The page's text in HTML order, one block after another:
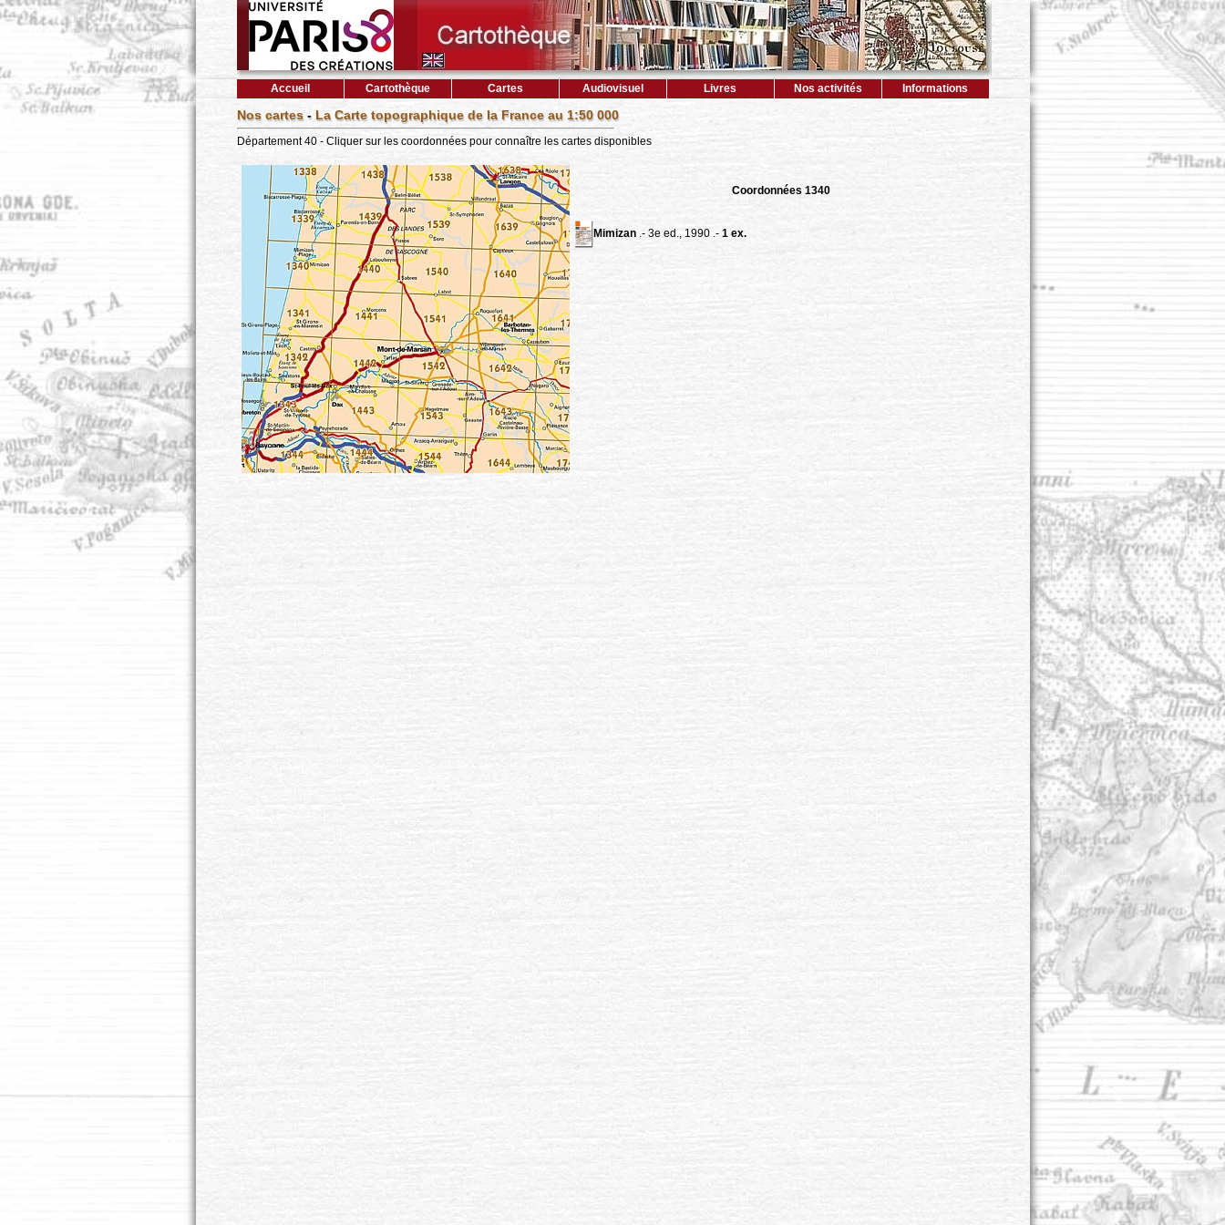
Accueil Cartothèque Cartes Audiovisuel Livres Nos activités Informations
Nos cartes- La Carte topographique de la France au 1:50 000
Département 40 - Cliquer sur les coordonnées pour connaître les cartes disponibles
Coordonnées 1340
Mimizan.- 3e ed., 1990 .- 1 ex.